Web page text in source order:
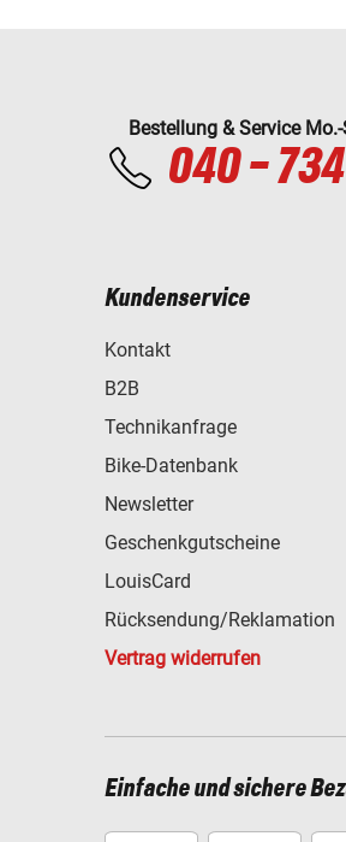
Bestellung & Service
040 -
Kundenservice
Kontakt
B2B
Technikanfrage
Bike-Datenbank
Newsletter
Geschenkgutscheine
LouisCard
Rücksendung/Reklamation
Vertrag widerrufen
Einfache und sichere